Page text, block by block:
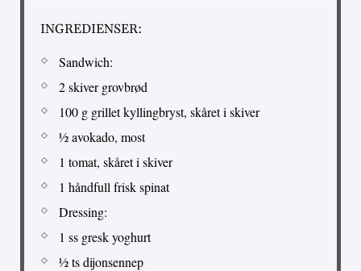
INGREDIENSER:
Sandwich:
2 skiver grovbrød
100 g grillet kyllingbryst, skåret i skiver
½ avokado, most
1 tomat, skåret i skiver
1 håndfull frisk spinat
Dressing:
1 ss gresk yoghurt
½ ts dijonsennep